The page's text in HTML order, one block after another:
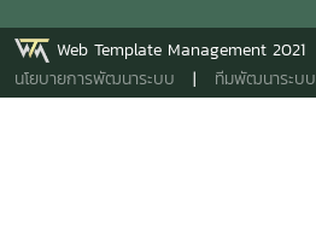
Web Template Management 2021
นโยบายการพัฒนาระบบ | ทีมพัฒนาระบบ